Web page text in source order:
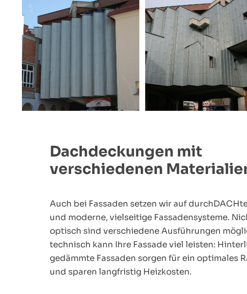
Dachdeckungen mit
verschiedenen
Auch bei Fassaden setzen wir auf
und moderne, vielseitige Fassadensysteme.
optisch sind verschiedene Ausführungen
technisch kann Ihre Fassade viel leisten:
gedämmte Fassaden sorgen für ein optimales
und sparen langfristig Heizkosten.